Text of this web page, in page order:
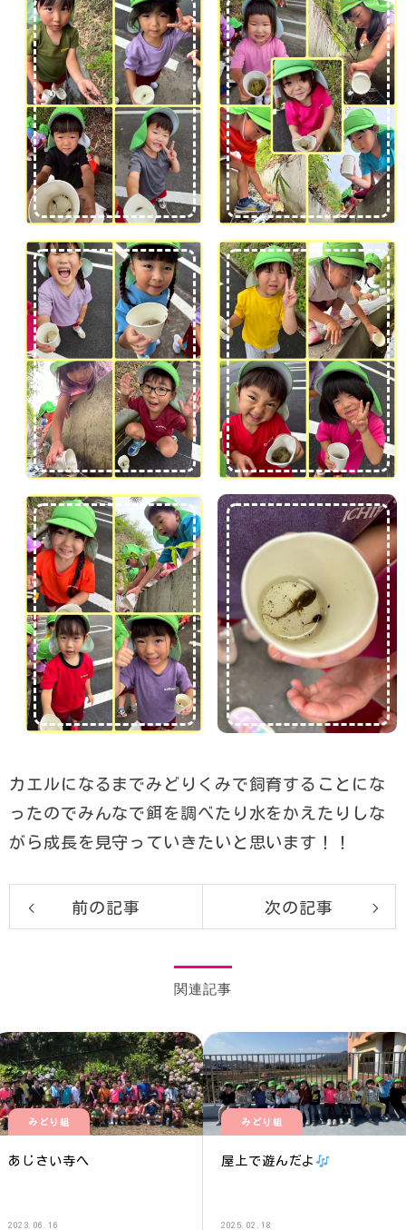
カエルになるまでみどりくみで飼育することにな
ったのでみんなで餌を調べたり水をかえたりしな
がら成長を見守っていきたいと思います！！
前の記事 次の記事
関連記事
みどり組
あじさい寺へ
2023.06.16
みどり組
屋上で遊んだよ
2025.02.18